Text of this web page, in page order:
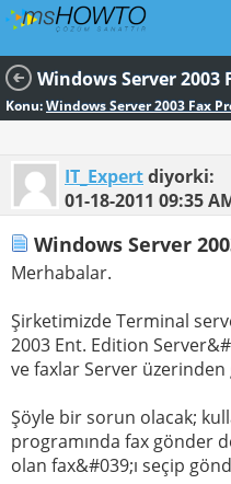
Windows Server 2003
Konu:Windows Server 2003 Fax
IT_Expertdiyorki:
01-18-2011 09:35
Windows Server
Merhabalar.
Şirketimizde Terminal
2003 Ent. Edition
ve faxlar Server
Şöyle bir sorun olacak;
programında fax gönder
olan fax&#039;ı seçip